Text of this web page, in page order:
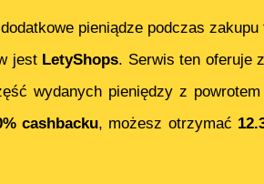
pieniądze podczas
jest LetyShops. Serwis ten oferuje
wydanych pieniędzy z
cashbacku, możesz otrzymać